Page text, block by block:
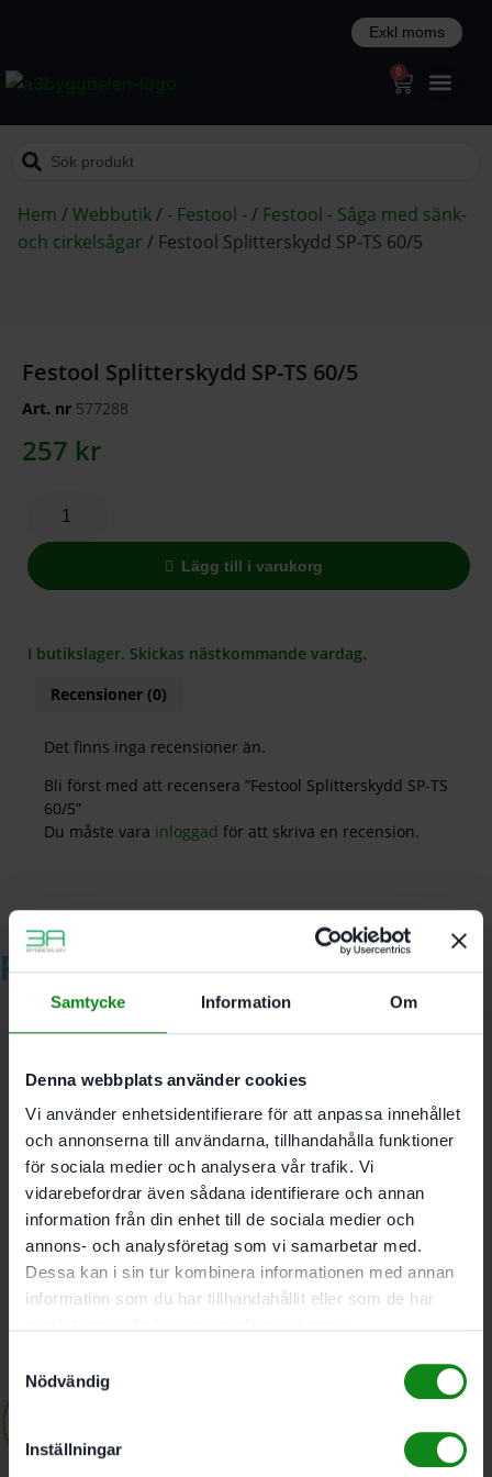
Samtycke Information Om
Denna webbplats använder cookies
Vi använder enhetsidentifierare för att anpassa innehållet
och annonserna till användarna, tillhandahålla funktioner
för sociala medier och analysera vår trafik. Vi
vidarebefordrar även sådana identifierare och annan
information från din enhet till de sociala medier och
annons- och analysföretag som vi samarbetar med.
Dessa kan i sin tur kombinera informationen med annan
information som du har tillhandahållit eller som de har
Nödvändig
Inställningar
0
Hem /Webbutik/ - Festool -/ Festool - Såga med sänk-
och cirkelsågar / Festool Splitterskydd SP-TS 60/5
Festool Splitterskydd SP-TS 60/5
Art. nr 577288
257 kr
Lägg till i varukorg
I butikslager. Skickas nästkommande vardag.
Recensioner (0)
Det finns inga recensioner än.
Bli först med att recensera ”Festool Splitterskydd SP-TS
60/5”
Du måste vara inloggad för att skriva en recension.
Relaterade produkter
Festool Täckskydd
ABSA-TS55/60
849kr
Festool Parallellanslag
PA-TS 60